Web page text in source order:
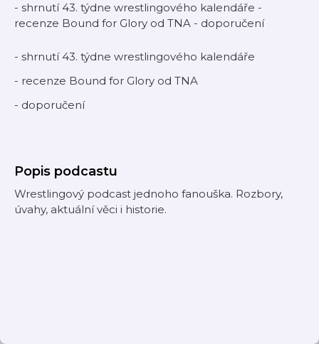
- shrnutí 43. týdne wrestlingového kalendáře -
recenze Bound for Glory od TNA - doporučení
- shrnutí 43. týdne wrestlingového kalendáře
- recenze Bound for Glory od TNA
- doporučení
Popis podcastu
Wrestlingový podcast jednoho fanouška. Rozbory,
úvahy, aktuální věci i historie.